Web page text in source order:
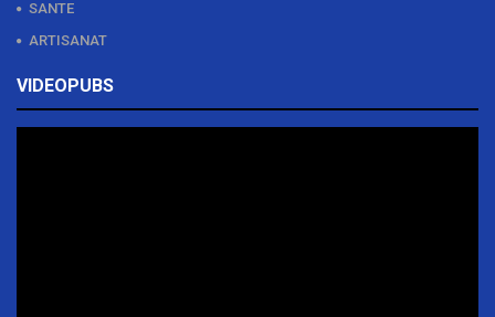
SANTE
ARTISANAT
VIDEOPUBS